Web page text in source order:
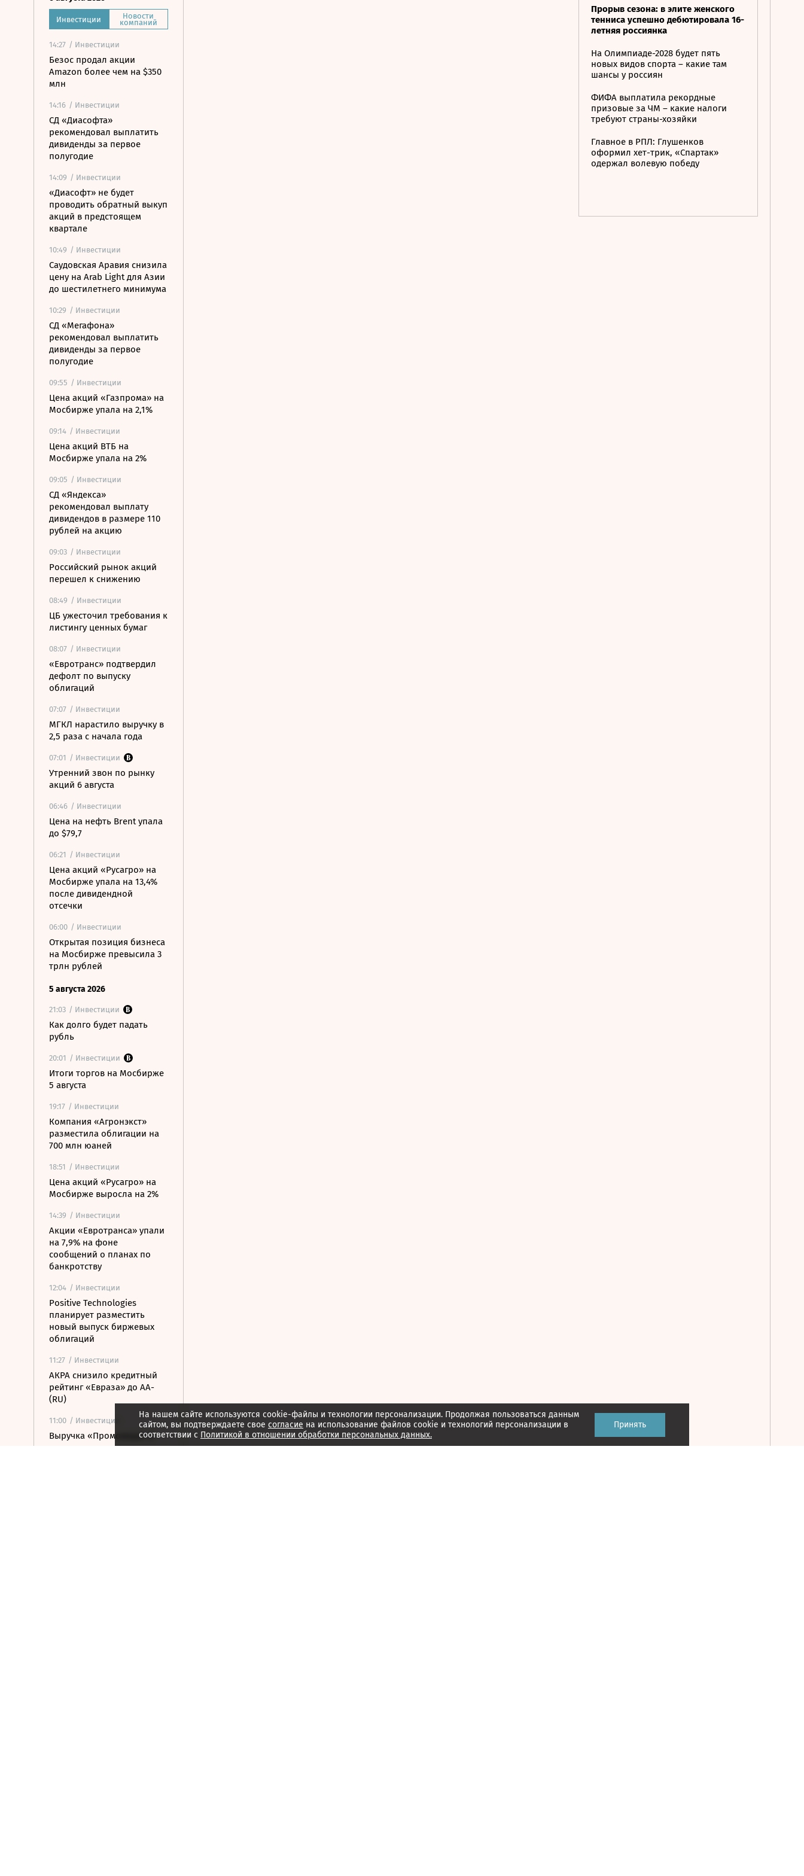
Инвестиции Новости
компаний
14:27 / Инвестиции
Безос продал акции
Amazon более чем на $350
млн
14:16 / Инвестиции
СД «Диасофта»
рекомендовал выплатить
дивиденды за первое
полугодие
14:09 / Инвестиции
«Диасофт» не будет
проводить обратный выкуп
акций в предстоящем
квартале
10:49 / Инвестиции
Саудовская Аравия снизила
цену на Arab Light для Азии
до шестилетнего минимума
10:29 / Инвестиции
СД «Мегафона»
рекомендовал выплатить
дивиденды за первое
полугодие
09:55 / Инвестиции
Цена акций «Газпрома» на
Мосбирже упала на 2,1%
09:14 / Инвестиции
Цена акций ВТБ на
Мосбирже упала на 2%
09:05 / Инвестиции
СД «Яндекса»
рекомендовал выплату
дивидендов в размере 110
рублей на акцию
09:03 / Инвестиции
Российский рынок акций
перешел к снижению
08:49 / Инвестиции
ЦБ ужесточил требования к
листингу ценных бумаг
08:07 / Инвестиции
«Евротранс» подтвердил
дефолт по выпуску
облигаций
07:07 / Инвестиции
МГКЛ нарастило выручку в
2,5 раза с начала года
07:01 / Инвестиции
Утренний звон по рынку
акций 6 августа
06:46 / Инвестиции
Цена на нефть Brent упала
до $79,7
06:21 / Инвестиции
Цена акций «Русагро» на
Мосбирже упала на 13,4%
после дивидендной
отсечки
06:00 / Инвестиции
Открытая позиция бизнеса
на Мосбирже превысила 3
трлн рублей
5 августа 2026
21:03 / Инвестиции
Как долго будет падать
рубль
20:01 / Инвестиции
Итоги торгов на Мосбирже
5 августа
19:17 / Инвестиции
Компания «Агронэкст»
разместила облигации на
700 млн юаней
18:51 / Инвестиции
Цена акций «Русагро» на
Мосбирже выросла на 2%
14:39 / Инвестиции
Акции «Евротранса» упали
на 7,9% на фоне
сообщений о планах по
банкротству
12:04 / Инвестиции
Positive Technologies
планирует разместить
новый выпуск биржевых
облигаций
11:27 / Инвестиции
АКРА снизило кредитный
рейтинг «Евраза» до AA-
(RU)
11:00 / Инвестиции
Выручка «Промомеда» в
январе – июне увеличилась
Прорыв сезона: в элите женского
тенниса успешно дебютировала 16-
летняя россиянка
На Олимпиаде-2028 будет пять
новых видов спорта – какие там
шансы у россиян
ФИФА выплатила рекордные
призовые за ЧМ – какие налоги
требуют страны-хозяйки
Главное в РПЛ: Глушенков
оформил хет-трик, «Спартак»
одержал волевую победу
На нашем сайте используются cookie-файлы и технологии персонализации. Продолжая пользоваться данным
сайтом, вы подтверждаете свое согласие на использование файлов cookie и технологий персонализации в
соответствии с Политикой в отношении обработки персональных данных.
Принять